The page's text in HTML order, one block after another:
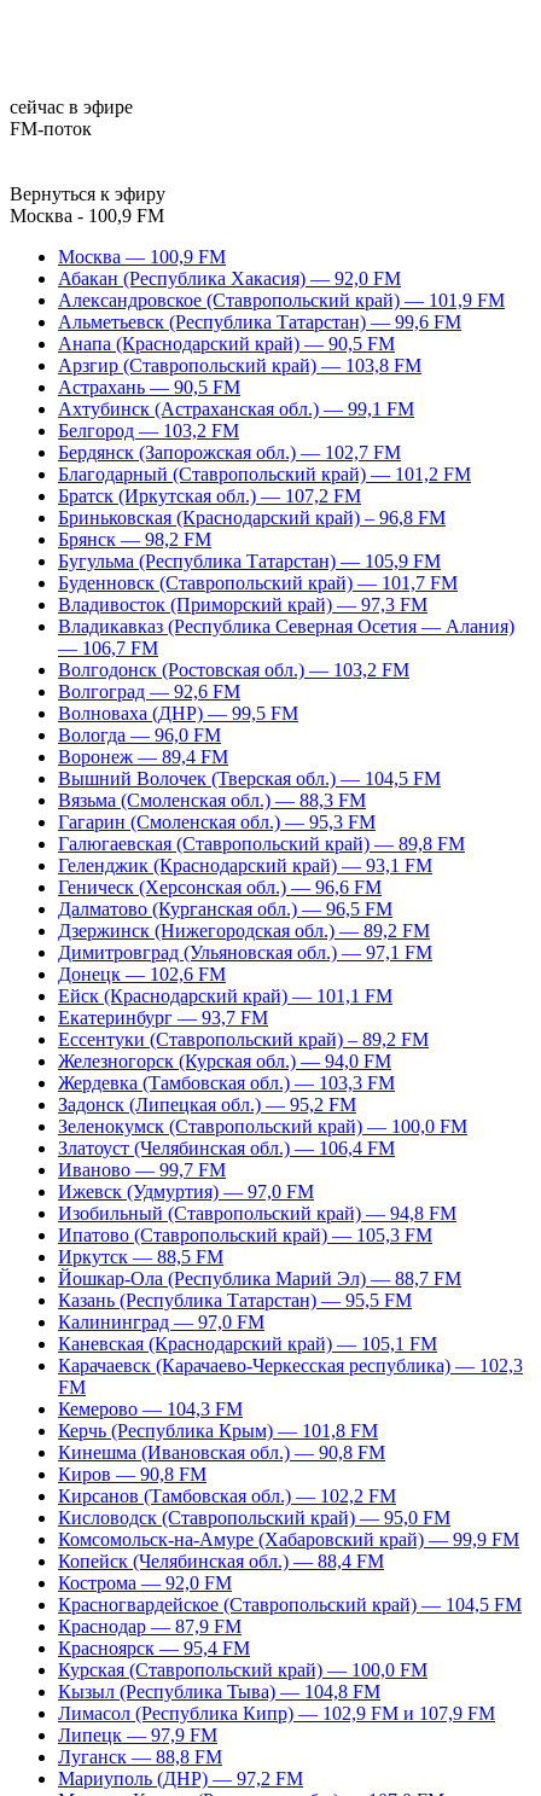
сейчас в эфире
FM-поток
Вернуться к эфиру
Москва - 100,9 FM
Москва — 100,9 FM
Абакан (Республика Хакасия) — 92,0 FM
Александровское (Ставропольский край) — 101,9 FM
Альметьевск (Республика Татарстан) — 99,6 FM
Анапа (Краснодарский край) — 90,5 FM
Арзгир (Ставропольский край) — 103,8 FM
Астрахань — 90,5 FM
Ахтубинск (Астраханская обл.) — 99,1 FM
Белгород — 103,2 FM
Бердянск (Запорожская обл.) — 102,7 FM
Благодарный (Ставропольский край) — 101,2 FM
Братск (Иркутская обл.) — 107,2 FM
Бриньковская (Краснодарский край) – 96,8 FM
Брянск — 98,2 FM
Бугульма (Республика Татарстан) — 105,9 FM
Буденновск (Ставропольский край) — 101,7 FM
Владивосток (Приморский край) — 97,3 FM
Владикавказ (Республика Северная Осетия — Алания)
— 106,7 FM
Волгодонск (Ростовская обл.) — 103,2 FM
Волгоград — 92,6 FM
Волноваха (ДНР) — 99,5 FM
Вологда — 96,0 FM
Воронеж — 89,4 FM
Вышний Волочек (Тверская обл.) — 104,5 FM
Вязьма (Смоленская обл.) — 88,3 FM
Гагарин (Смоленская обл.) — 95,3 FM
Галюгаевская (Ставропольский край) — 89,8 FM
Геленджик (Краснодарский край) — 93,1 FM
Геническ (Херсонская обл.) — 96,6 FM
Далматово (Курганская обл.) — 96,5 FM
Дзержинск (Нижегородская обл.) — 89,2 FM
Димитровград (Ульяновская обл.) — 97,1 FM
Донецк — 102,6 FM
Ейск (Краснодарский край) — 101,1 FM
Екатеринбург — 93,7 FM
Ессентуки (Ставропольский край) – 89,2 FM
Железногорск (Курская обл.) — 94,0 FM
Жердевка (Тамбовская обл.) — 103,3 FM
Задонск (Липецкая обл.) — 95,2 FM
Зеленокумск (Ставропольский край) — 100,0 FM
Златоуст (Челябинская обл.) — 106,4 FM
Иваново — 99,7 FM
Ижевск (Удмуртия) — 97,0 FM
Изобильный (Ставропольский край) — 94,8 FM
Ипатово (Ставропольский край) — 105,3 FM
Иркутск — 88,5 FM
Йошкар-Ола (Республика Марий Эл) — 88,7 FM
Казань (Республика Татарстан) — 95,5 FM
Калининград — 97,0 FM
Каневская (Краснодарский край) — 105,1 FM
Карачаевск (Карачаево-Черкесская республика) — 102,3
FM
Кемерово — 104,3 FM
Керчь (Республика Крым) — 101,8 FM
Кинешма (Ивановская обл.) — 90,8 FM
Киров — 90,8 FM
Кирсанов (Тамбовская обл.) — 102,2 FM
Кисловодск (Ставропольский край) — 95,0 FM
Комсомольск-на-Амуре (Хабаровский край) — 99,9 FM
Копейск (Челябинская обл.) — 88,4 FM
Кострома — 92,0 FM
Красногвардейское (Ставропольский край) — 104,5 FM
Краснодар — 87,9 FM
Красноярск — 95,4 FM
Курская (Ставропольский край) — 100,0 FM
Кызыл (Республика Тыва) — 104,8 FM
Лимасол (Республика Кипр) — 102,9 FM и 107,9 FM
Липецк — 97,9 FM
Луганск — 88,8 FM
Мариуполь (ДНР) — 97,2 FM